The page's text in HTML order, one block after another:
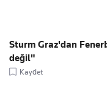
Sturm Graz'dan
değil"
Kaydet